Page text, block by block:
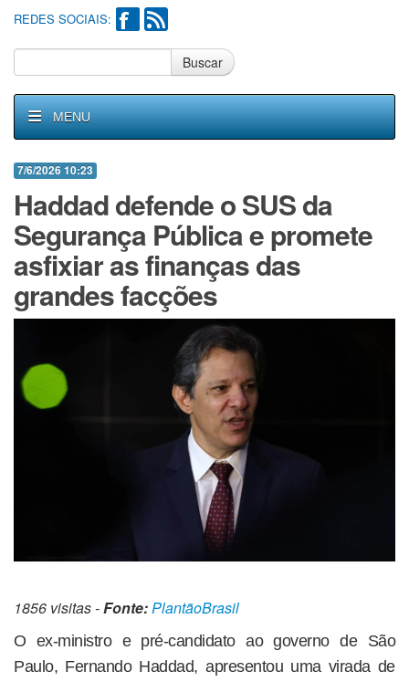
REDES SOCIAIS:
Buscar
MENU
7/6/2026 10:23
Haddad defende o SUS da
Segurança Pública e promete
asfixiar as finanças das
grandes facções
1856 visitas -Fonte:PlantãoBrasil
O ex-ministro e pré-candidato ao governo de São
Paulo, Fernando Haddad, apresentou uma virada de